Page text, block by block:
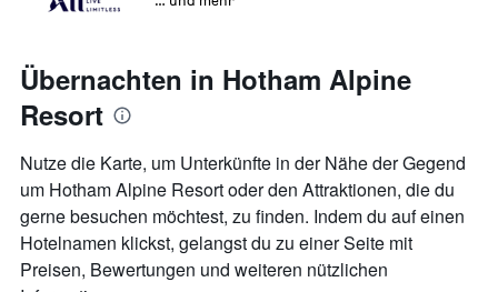
Übernachten in Hotham Alpine
Resort
Nutze die Karte, um Unterkünfte in der Nähe der Gegend
um Hotham Alpine Resort oder den Attraktionen, die du
gerne besuchen möchtest, zu finden. Indem du auf einen
Hotelnamen klickst, gelangst du zu einer Seite mit
Preisen, Bewertungen und weiteren nützlichen